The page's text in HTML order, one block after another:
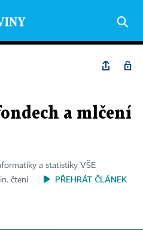
a mlčení
a statistiky VŠE
čtení
PŘEHRÁT ČLÁNEK